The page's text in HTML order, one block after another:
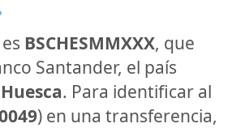
es BSCHESMMXXX, que
Santander, el país
Huesca. Para identificar al
) en una transferencia,